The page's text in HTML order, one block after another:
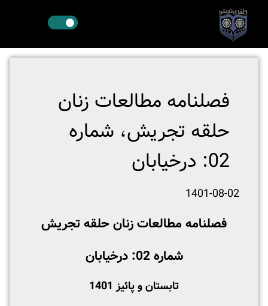
فصلنامه مطالعات زنان
حلقه تجریش، شماره
02: درخیابان
1401-08-02
فصلنامه مطالعات زنان حلقه تجریش
شماره 02: درخیابان
تابستان و پائیز 1401